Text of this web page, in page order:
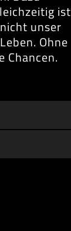
ist
unser
Ohne
Chancen.